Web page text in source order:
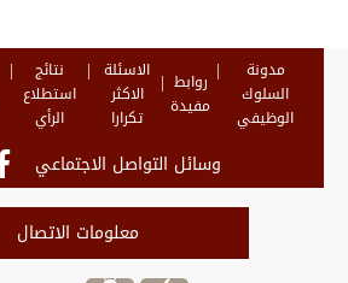
مدونة
السلوك
الوظيفي
روابط
مفيدة
الاسئلة
الاكثر
تكرارا
نتائج
استطلاع
الرأي
وسائل التواصل الاجتماعي
معلومات الاتصال